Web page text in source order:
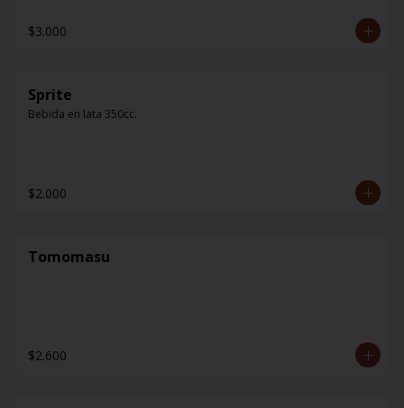
$3.000
Sprite
Bebida en lata 350cc.
$2.000
Tomomasu
$2.600